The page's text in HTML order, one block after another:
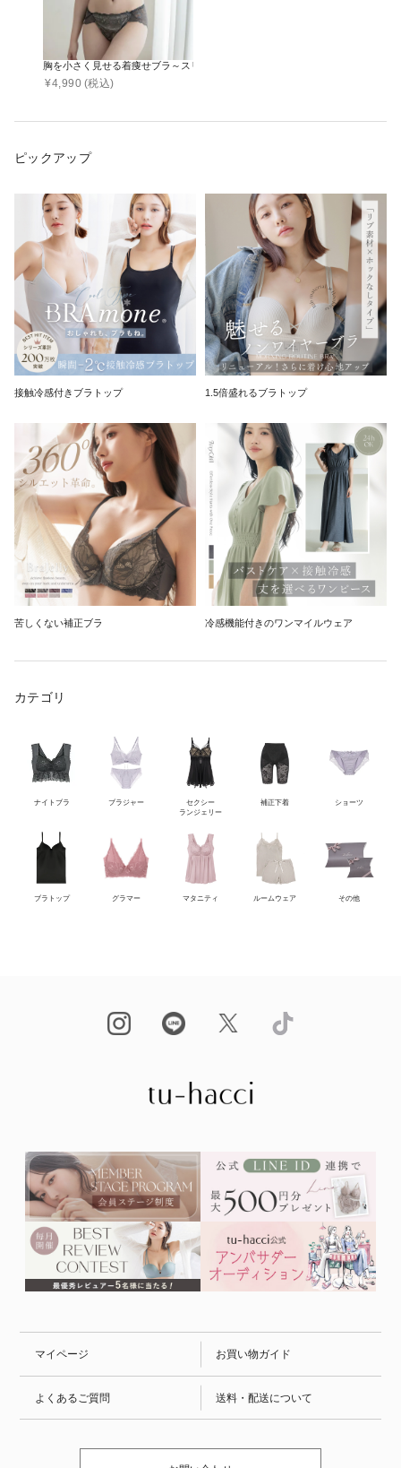
胸を小さく見せる着痩せブラ～スリムシルエットブラ～ピオニーレースブラ&シ
¥4,990 (税込)
ピックアップ
接触冷感付きブラトップ 1.5倍盛れるブラトップ
苦しくない補正ブラ 冷感機能付きのワンマイルウェア
カテゴリ
ナイトブラ ブラジャー
セクシー
ランジェリー
補正下着 ショーツ
ブラトップ グラマー マタニティ ルームウェア その他
マイページ お買い物ガイド
よくあるご質問 送料・配送について